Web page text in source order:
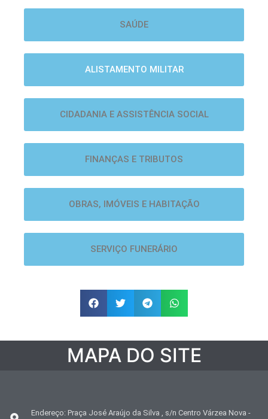
SAÚDE
ALISTAMENTO MILITAR
CIDADANIA E ASSISTÊNCIA SOCIAL
FINANÇAS E TRIBUTOS
OBRAS, IMÓVEIS E HABITAÇÃO
SERVIÇO FUNERÁRIO
MAPA DO SITE
Endereço: Praça José Araújo da Silva , s/n Centro Várzea Nova -